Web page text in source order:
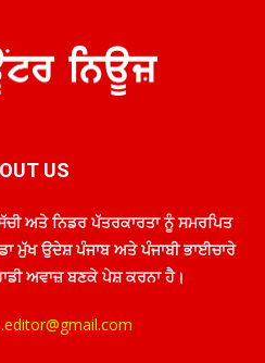
US
ਅਤੇ ਨਿਡਰ ਪੱਤਰਕਾਰਤਾ ਨੂੰ ਸਮਰਪਿਤ
ਮੁੱਖ ਉਦੇਸ਼ ਪੰਜਾਬ ਅਤੇ ਪੰਜਾਬੀ ਭਾਈਚਾਰੇ
ਅਵਾਜ਼ ਬਣਕੇ ਪੇਸ਼ ਕਰਨਾ ਹੈ।